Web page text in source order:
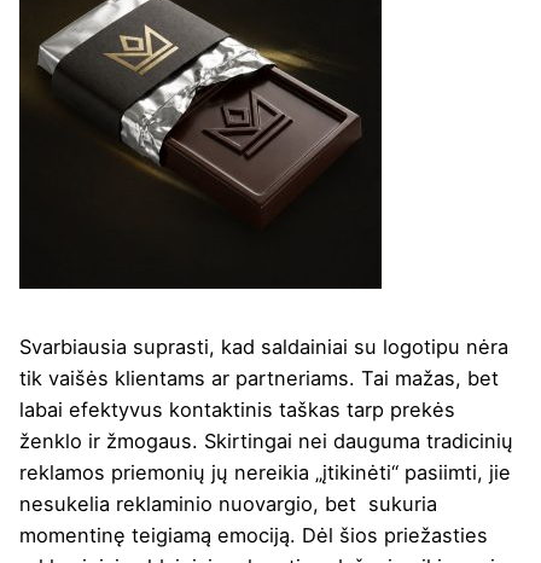
Svarbiausia suprasti, kad saldainiai su logotipu nėra
tik vaišės klientams ar partneriams. Tai mažas, bet
labai efektyvus kontaktinis taškas tarp prekės
ženklo ir žmogaus. Skirtingai nei dauguma tradicinių
reklamos priemonių jų nereikia „įtikinėti“ pasiimti, jie
nesukelia reklaminio nuovargio, bet sukuria
momentinę teigiamą emociją. Dėl šios priežasties